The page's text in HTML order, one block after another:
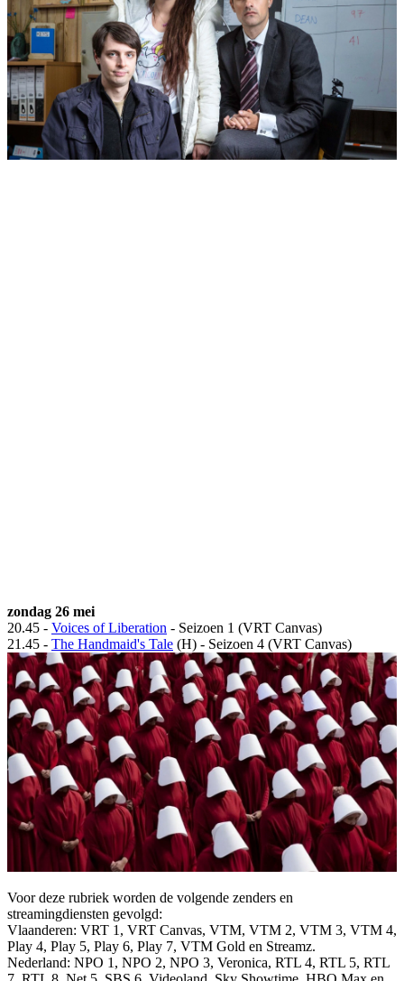
zondag 26 mei
20.45 - Voices of Liberation - Seizoen 1 (VRT Canvas)
21.45 - The Handmaid's Tale (H) - Seizoen 4 (VRT Canvas)
Voor deze rubriek worden de volgende zenders en
streamingdiensten gevolgd:
Vlaanderen: VRT 1, VRT Canvas, VTM, VTM 2, VTM 3, VTM 4,
Play 4, Play 5, Play 6, Play 7, VTM Gold en Streamz.
Nederland: NPO 1, NPO 2, NPO 3, Veronica, RTL 4, RTL 5, RTL